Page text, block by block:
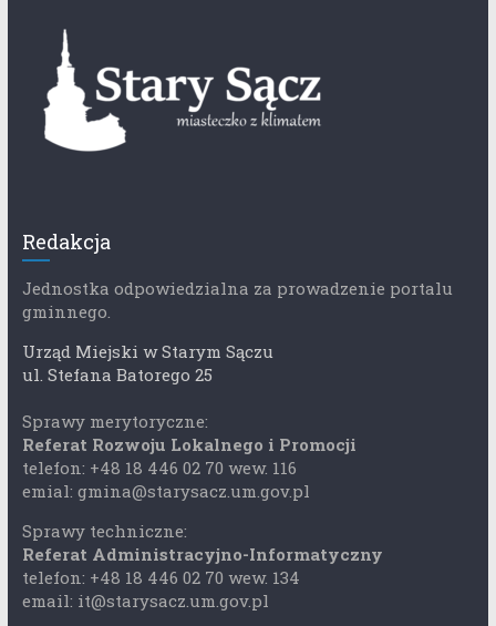
Redakcja
Jednostka odpowiedzialna za prowadzenie portalu
gminnego.
Urząd Miejski w Starym Sączu
ul. Stefana Batorego 25
Sprawy merytoryczne:
Referat Rozwoju Lokalnego i Promocji
telefon: +48 18 446 02 70 wew. 116
emial: gmina@starysacz.um.gov.pl
Sprawy techniczne:
Referat Administracyjno-Informatyczny
telefon: +48 18 446 02 70 wew. 134
email: it@starysacz.um.gov.pl